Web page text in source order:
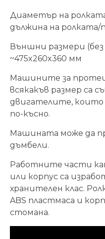
Диаметър на
дължина на ролката/
Външни размери
~475x260x360 мм
Машините за
всякакъв размер са
двигателите,
по-късно.
Машината може да
дъмбели.
Работните части
или корпус са
хранителен клас.
ABS пластмаса и
стомана.